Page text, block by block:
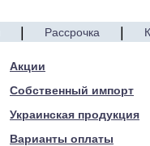
| Рассрочка |
Акции
Собственный импорт
Украинская продукция
Варианты оплаты